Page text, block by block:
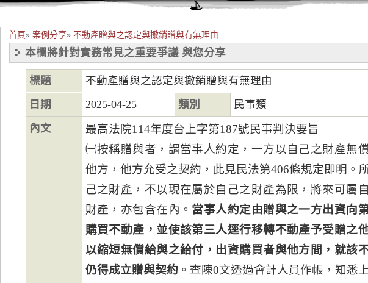
首頁» 案例分享» 不動產贈與之認定與撤銷贈與有無理由
本欄將針對實務常見之重要爭議 與您分享
標題
不動產贈與之認定與撤銷贈與有無理由
日期
2025-04-25 類別
民事類
內文
最高法院114年度台上字第187號民事判決要旨
㈠按稱贈與者，謂當事人約定，一方以自己之財產無
他方，他方允受之契約，此見民法第406條規定即明。
己之財產，不以現在屬於自己之財產為限，將來可屬
財產，亦包含在內。 當事人約定由贈與之一方出資向
購買不動產，並使該第三人逕行移轉不動產予受贈之
以縮短無償給與之給付，出資購買者與他方間，就該
仍得成立贈與契約 。查陳0文透過會計人員作帳，知悉